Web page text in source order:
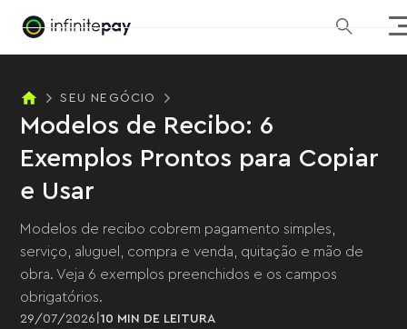
SEU NEGÓCIO
Modelos de Recibo: 6
Exemplos Prontos para Copiar
e Usar
Modelos de recibo cobrem pagamento simples,
serviço, aluguel, compra e venda, quitação e mão de
obra. Veja 6 exemplos preenchidos e os campos
obrigatórios.
29 /07/2026 10 MIN DE LEITURA